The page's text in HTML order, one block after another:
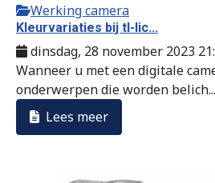
Werking camera
Kleurvariaties bij tl-lic...
dinsdag, 28 november 2023
Wanneer u met een digitale
onderwerpen die worden belich...
Lees meer